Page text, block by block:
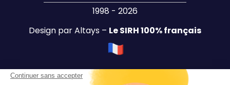
Continuer sans accepter
1998 - 2026
Design par Altays – Le SIRH 100% français